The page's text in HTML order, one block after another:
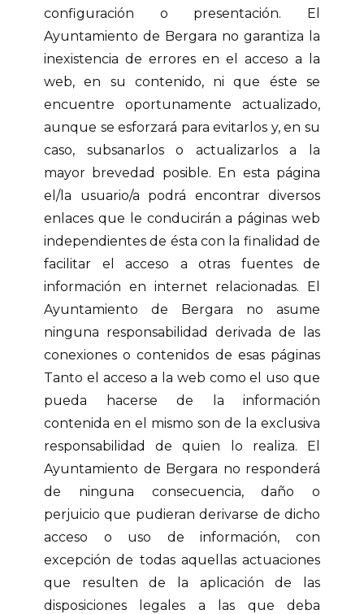
configuración o presentación. El
Ayuntamiento de Bergara no garantiza la
inexistencia de errores en el acceso a la
web, en su contenido, ni que éste se
encuentre oportunamente actualizado,
aunque se esforzará para evitarlos y, en su
caso, subsanarlos o actualizarlos a la
mayor brevedad posible. En esta página
el/la usuario/a podrá encontrar diversos
enlaces que le conducirán a páginas web
independientes de ésta con la finalidad de
facilitar el acceso a otras fuentes de
información en internet relacionadas. El
Ayuntamiento de Bergara no asume
ninguna responsabilidad derivada de las
conexiones o contenidos de esas páginas
Tanto el acceso a la web como el uso que
pueda hacerse de la información
contenida en el mismo son de la exclusiva
responsabilidad de quien lo realiza. El
Ayuntamiento de Bergara no responderá
de ninguna consecuencia, daño o
perjuicio que pudieran derivarse de dicho
acceso o uso de información, con
excepción de todas aquellas actuaciones
que resulten de la aplicación de las
disposiciones legales a las que deba